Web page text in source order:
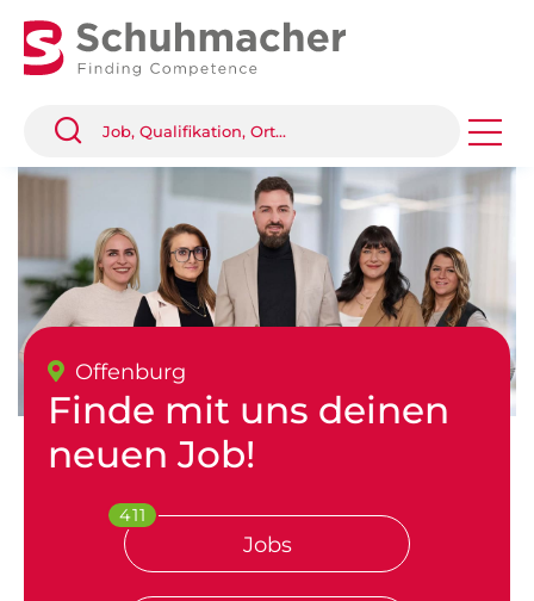
Offenburg
Finde mit uns deinen
neuen Job!
411
Jobs